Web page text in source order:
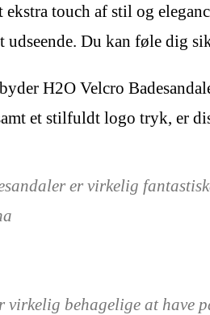
ekstra touch af stil og
udseende. Du kan føle dig
H2O Velcro
et stilfuldt logo tryk, er
er virkelig
virkelig behagelige at have